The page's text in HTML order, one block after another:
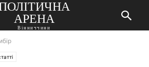
АРЕНА
Вінниччини